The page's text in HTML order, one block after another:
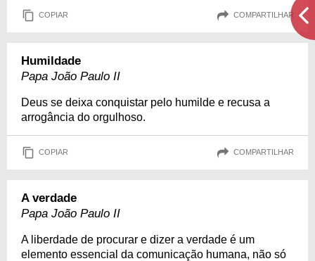
COPIAR COMPARTILHAR
Humildade
Papa João Paulo II
Deus se deixa conquistar pelo humilde e recusa a
arrogância do orgulhoso.
COPIAR COMPARTILHAR
A verdade
Papa João Paulo II
A liberdade de procurar e dizer a verdade é um
elemento essencial da comunicação humana, não só